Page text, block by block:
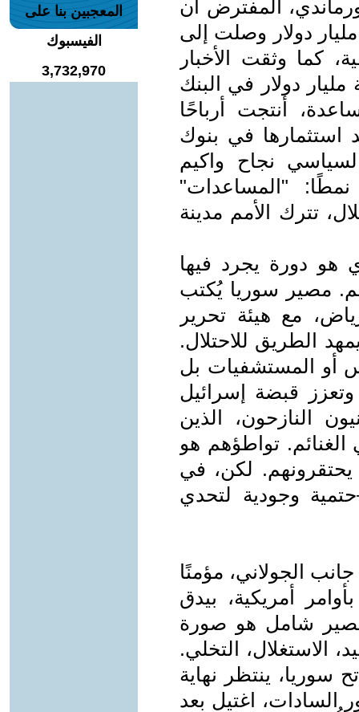
المفترض أن
بناء بيروت، إلى سرقة بقيمة 30 مليار دولار وصلت إلى
كما وثقت الأخبار
مليار دولار في البنك
أنتجت أرباحًا
استثمارها في بنوك
نجاح واكيم
"المساعدات"
تترك الأمم مدينة
هو دورة يجرد فيها
مصير سوريا يُكتب
مع هيئة تحرير
الطريق للاحتلال.
أو المستشفيات بل
قبضة إسرائيل
النازحون، الذين
الغنائم. تواطؤهم هو
يحتقرونهم. لكن، في
وجودية لتحدي
الجولاني، مؤمنًا
أمريكية، بيدق
مصير شامل هو صورة
الاستغلال، التخلي.
سوريا، ينتظر نهاية
السادات، اغتيل بعد
المعجبين بنا على
الفيسبوك
3,732,970